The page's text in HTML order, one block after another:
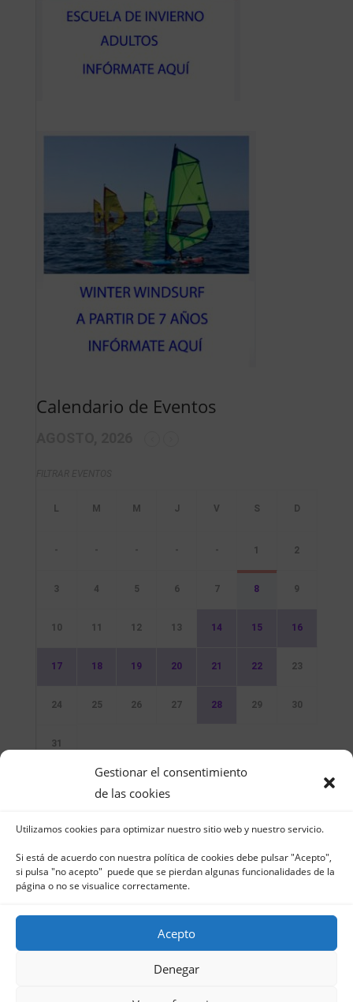
Gestionar el consentimiento
de las cookies
Utilizamos cookies para optimizar nuestro sitio web y nuestro servicio.
Si está de acuerdo con nuestra política de cookies debe pulsar "Acepto",
si pulsa "no acepto" puede que se pierdan algunas funcionalidades de la
página o no se visualice correctamente.
Acepto
Denegar
Calendario de Eventos
- - - - - 1 2
3 4 5 6 7 8 9
10 11 12 13 14 15 16
17 18 19 20 21 22 23
24 25 26 27 28 29 30
31
Sin Eventos
Club Naútico de Jávea - Muelle Norte s/n |
03730 Jávea – España | Tel. 965 791 025 | Fax.
965 796 008 | info@cnjavea.net
de Cookies